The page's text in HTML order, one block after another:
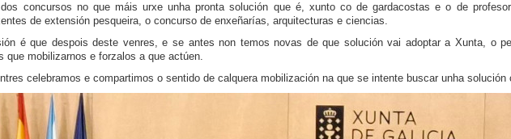
concursos no que máis urxe unha pronta solución que é, xunto co de gardacostas e o de
de extensión pesqueira, o concurso de enxeñarías, arquitecturas e ciencias.
é que despois deste venres, e se antes non temos novas de que solución vai adoptar a Xunta, o
que mobilizarnos e forzalos a que actúen.
celebramos e compartimos o sentido de calquera mobilización na que se intente buscar unha solución